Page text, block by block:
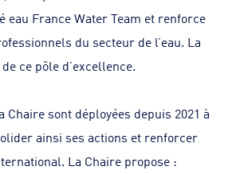
eau France Water Team et renforce
du secteur de l’eau. La
ce pôle d’excellence.
Chaire sont déployées depuis 2021 à
ainsi ses actions et renforcer
La Chaire propose :